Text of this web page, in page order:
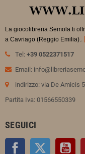
La giocolibreria Semola ti
a Cavriago (Reggio Emilia)..
Tel: +39 0522371517
Email:
indirizzo: via De Amicis
Partita Iva: 01566550339
SEGUICI
Facebook Twitter